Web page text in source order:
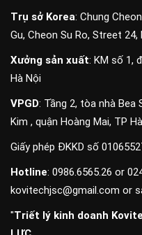
Trụ sở Korea: Chung
Gu, Cheon Su Ro, Street
Xưởng sản xuất: KM số 1,
Hà Nội
VPGD: Tầng 2, tòa nhà Bea
Kim , quận Hoàng Mai, TP
Giấy phép ĐKKD số
Hotline: 0986.6565.26 or
kovitechjsc@gmail.com or
"Triết lý kinh doanh